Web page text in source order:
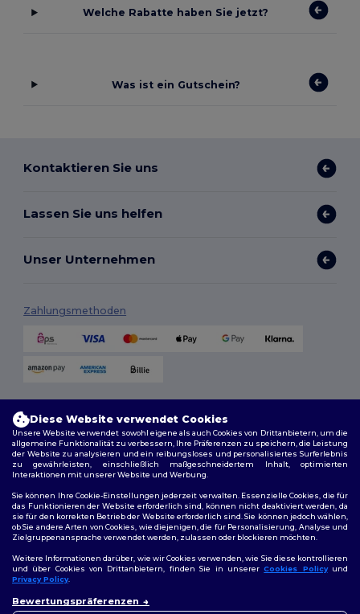
Welche Rabatte haben Sie jetzt?
Was ist ein Gutschein?
Kontaktieren Sie uns
Lassen Sie uns helfen
Unser Unternehmen
Zahlungsmethoden
Allgemeine Geschäftsbedingungen
Folge uns
Diese Website verwendet Cookies
Unsere Website verwendet sowohl eigene als auch Cookies von Drittanbietern, um die
allgemeine Funktionalität zu verbessern, Ihre Präferenzen zu speichern, die Leistung
der Website zu analysieren und ein reibungsloses und personalisiertes Surferlebnis
zu gewährleisten, einschließlich maßgeschneidertem Inhalt, optimierten
Interaktionen mit unserer Website und Werbung.
Sie können Ihre Cookie-Einstellungen jederzeit verwalten. Essenzielle Cookies, die für
das Funktionieren der Website erforderlich sind, können nicht deaktiviert werden, da
sie für den korrekten Betrieb der Website erforderlich sind. Sie können jedoch wählen,
ob Sie andere Arten von Cookies, wie diejenigen, die für Personalisierung, Analyse und
Zielgruppenansprache verwendet werden, zulassen oder blockieren möchten.
Weitere Informationen darüber, wie wir Cookies verwenden, wie Sie diese kontrollieren
und über Cookies von Drittanbietern, finden Sie in unsererCookies Policyund
Privacy Policy.
Bewertungspräferenzen